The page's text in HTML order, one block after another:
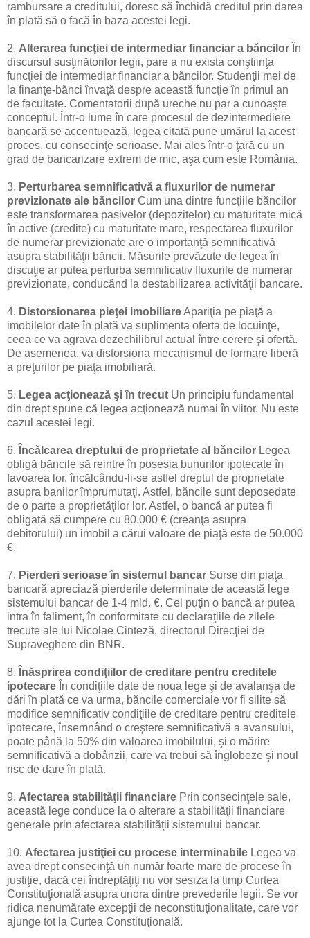
rambursare a creditului, doresc să închidă creditul prin darea
în plată să o facă în baza acestei legi.
2. Alterarea funcţiei de intermediar financiar a băncilor În
discursul susţinătorilor legii, pare a nu exista conştiinţa
funcţiei de intermediar financiar a băncilor. Studenţii mei de
la finanţe-bănci învaţă despre această funcţie în primul an
de facultate. Comentatorii după ureche nu par a cunoaşte
conceptul. Într-o lume în care procesul de dezintermediere
bancară se accentuează, legea citată pune umărul la acest
proces, cu consecinţe serioase. Mai ales într-o ţară cu un
grad de bancarizare extrem de mic, aşa cum este România.
3. Perturbarea semnificativă a fluxurilor de numerar
previzionate ale băncilor Cum una dintre funcţiile băncilor
este transformarea pasivelor (depozitelor) cu maturitate mică
în active (credite) cu maturitate mare, respectarea fluxurilor
de numerar previzionate are o importanţă semnificativă
asupra stabilităţii băncii. Măsurile prevăzute de legea în
discuţie ar putea perturba semnificativ fluxurile de numerar
previzionate, conducând la destabilizarea activităţii bancare.
4. Distorsionarea pieţei imobiliareApariţia pe piaţă a
imobilelor date în plată va suplimenta oferta de locuinţe,
ceea ce va agrava dezechilibrul actual între cerere şi ofertă.
De asemenea, va distorsiona mecanismul de formare liberă
a preţurilor pe piaţa imobiliară.
5. Legea acţionează şi în trecut Un principiu fundamental
din drept spune că legea acţionează numai în viitor. Nu este
cazul acestei legi.
6. Încălcarea dreptului de proprietate al băncilor Legea
obligă băncile să reintre în posesia bunurilor ipotecate în
favoarea lor, încălcându-li-se astfel dreptul de proprietate
asupra banilor împrumutaţi. Astfel, băncile sunt deposedate
de o parte a proprietăţilor lor. Astfel, o bancă ar putea fi
obligată să cumpere cu 80.000 € (creanţa asupra
debitorului) un imobil a cărui valoare de piaţă este de 50.000
€.
7. Pierderi serioase în sistemul bancar Surse din piaţa
bancară apreciază pierderile determinate de această lege
sistemului bancar de 1-4 mld. €. Cel puţin o bancă ar putea
intra în faliment, în conformitate cu declaraţiile de zilele
trecute ale lui Nicolae Cinteză, directorul Direcţiei de
Supraveghere din BNR.
8. Înăsprirea condiţiilor de creditare pentru creditele
ipotecare În condiţiile date de noua lege şi de avalanşa de
dări în plată ce va urma, băncile comerciale vor fi silite să
modifice semnificativ condiţiile de creditare pentru creditele
ipotecare, însemnând o creştere semnificativă a avansului,
poate până la 50% din valoarea imobilului, şi o mărire
semnificativă a dobânzii, care va trebui să înglobeze şi noul
risc de dare în plată.
9. Afectarea stabilităţii financiare Prin consecinţele sale,
această lege conduce la o alterare a stabilităţii financiare
generale prin afectarea stabilităţii sistemului bancar.
10. Afectarea justiţiei cu procese interminabile Legea va
avea drept consecinţă un număr foarte mare de procese în
justiţie, dacă cei îndreptăţiţi nu vor sesiza la timp Curtea
Constituţională asupra unora dintre prevederile legii. Se vor
ridica nenumărate excepţii de neconstituţionalitate, care vor
ajunge tot la Curtea Constituţională.